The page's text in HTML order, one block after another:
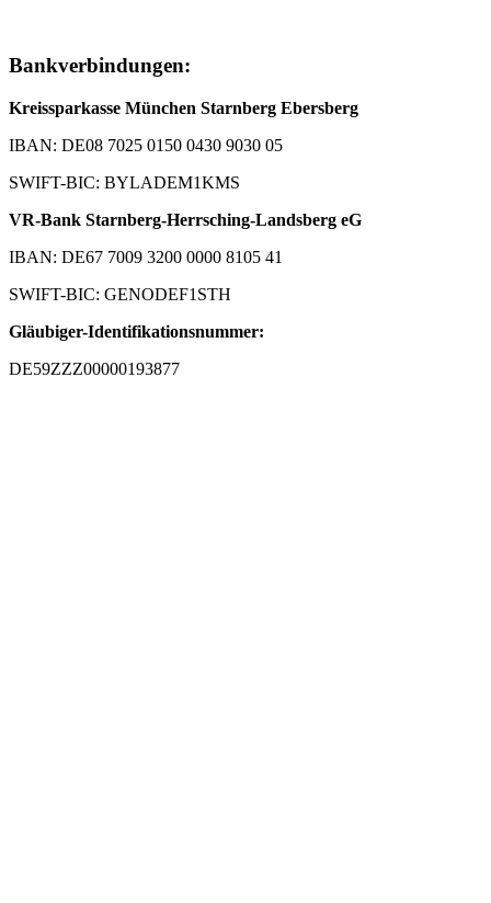
Bankverbindungen:
Kreissparkasse München Starnberg Ebersberg
IBAN: DE08 7025 0150 0430 9030 05
SWIFT-BIC: BYLADEM1KMS
VR-Bank Starnberg-Herrsching-Landsberg eG
IBAN: DE67 7009 3200 0000 8105 41
SWIFT-BIC: GENODEF1STH
Gläubiger-Identifikationsnummer:
DE59ZZZ00000193877